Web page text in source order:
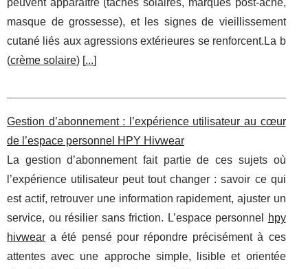
peuvent apparaître (taches solaires, marques post-acné,
masque de grossesse), et les signes de vieillissement
cutané liés aux agressions extérieures se renforcent.La b
(crème solaire) [...]
Gestion d’abonnement : l’expérience utilisateur au cœur
de l’espace personnel HPY Hivwear
La gestion d’abonnement fait partie de ces sujets où
l’expérience utilisateur peut tout changer : savoir ce qui
est actif, retrouver une information rapidement, ajuster un
service, ou résilier sans friction. L’espace personnel
hpy
hivwear a été pensé pour répondre précisément à ces
attentes avec une approche simple, lisible et orientée